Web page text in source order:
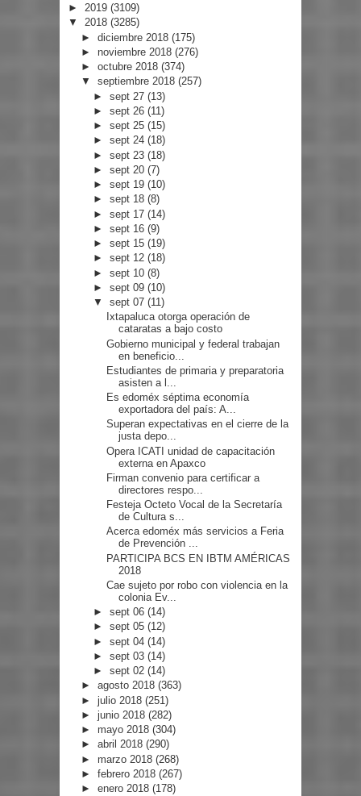
► 2019 (3109)
▼ 2018 (3285)
► diciembre 2018 (175)
► noviembre 2018 (276)
► octubre 2018 (374)
▼ septiembre 2018 (257)
►sept 27(13)
►sept 26(11)
►sept 25(15)
►sept 24(18)
►sept 23(18)
►sept 20(7)
►sept 19(10)
►sept 18(8)
►sept 17(14)
►sept 16(9)
►sept 15(19)
►sept 12(18)
►sept 10(8)
►sept 09(10)
▼sept 07(11)
Ixtapaluca otorga operación de
cataratas a bajo costo
Gobierno municipal y federal trabajan
en beneficio...
Estudiantes de primaria y preparatoria
asisten a l...
Es edoméx séptima economía
exportadora del país: A...
Superan expectativas en el cierre de la
justa depo...
Opera ICATI unidad de capacitación
externa en Apaxco
Firman convenio para certificar a
directores respo...
Festeja Octeto Vocal de la Secretaría
de Cultura s...
Acerca edoméx más servicios a Feria
de Prevención ...
PARTICIPA BCS EN IBTM AMÉRICAS
2018
Cae sujeto por robo con violencia en la
colonia Ev...
►sept 06(14)
►sept 05(12)
►sept 04(14)
►sept 03(14)
►sept 02(14)
► agosto 2018 (363)
► julio 2018 (251)
► junio 2018 (282)
► mayo 2018 (304)
► abril 2018 (290)
► marzo 2018 (268)
► febrero 2018 (267)
► enero 2018 (178)